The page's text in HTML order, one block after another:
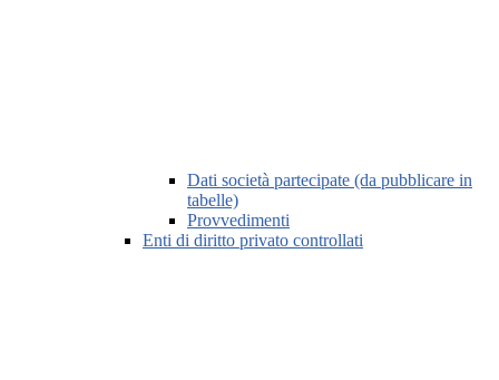
Dati società partecipate (da pubblicare in
tabelle)
Provvedimenti
Enti di diritto privato controllati